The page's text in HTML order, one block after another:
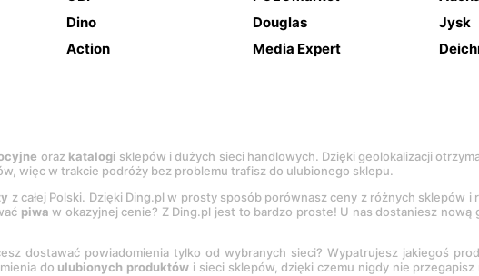
Dino
Douglas Jysk
Action
Media Expert
oraz katalogi sklepów i dużych sieci handlowych. Dzięki geolokalizacji
więc w trakcie podróży bez problemu trafisz do ulubionego sklepu.
z całej Polski. Dzięki Ding.pl w prosty sposób porównasz ceny z różnych sklepów i
piwa w okazyjnej cenie? Z Ding.pl jest to bardzo proste! U nas dostaniesz nową
dostawać powiadomienia tylko od wybranych sieci? Wypatrujesz jakiegoś
do ulubionych produktów i sieci sklepów, dzięki czemu nigdy nie